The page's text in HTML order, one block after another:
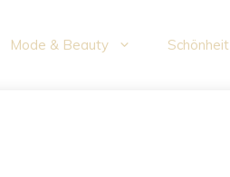
Mode & Beauty Schönheit